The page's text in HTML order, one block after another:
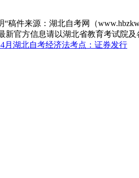
件来源：湖北自考网（
官方信息请以湖北省教育考试院及
月湖北自考经济法考点：证券发行